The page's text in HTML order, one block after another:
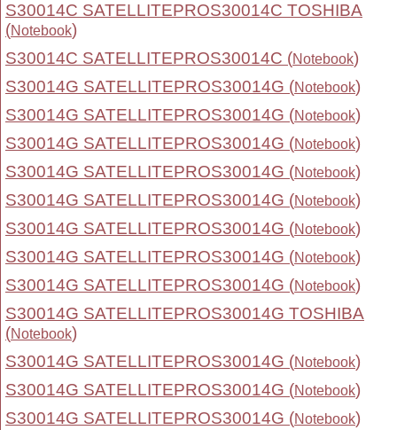
S30014C SATELLITEPROS30014C TOSHIBA
(Notebook)
S30014C SATELLITEPROS30014C (Notebook)
S30014G SATELLITEPROS30014G (Notebook)
S30014G SATELLITEPROS30014G (Notebook)
S30014G SATELLITEPROS30014G (Notebook)
S30014G SATELLITEPROS30014G (Notebook)
S30014G SATELLITEPROS30014G (Notebook)
S30014G SATELLITEPROS30014G (Notebook)
S30014G SATELLITEPROS30014G (Notebook)
S30014G SATELLITEPROS30014G (Notebook)
S30014G SATELLITEPROS30014G TOSHIBA
(Notebook)
S30014G SATELLITEPROS30014G (Notebook)
S30014G SATELLITEPROS30014G (Notebook)
S30014G SATELLITEPROS30014G (Notebook)